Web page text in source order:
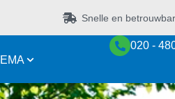
Snelle en
020 -